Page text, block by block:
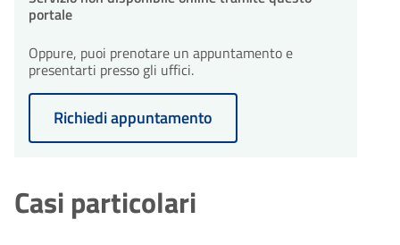
portale
Oppure, puoi prenotare un appuntamento e
presentarti presso gli uffici.
Richiedi appuntamento
Casi particolari